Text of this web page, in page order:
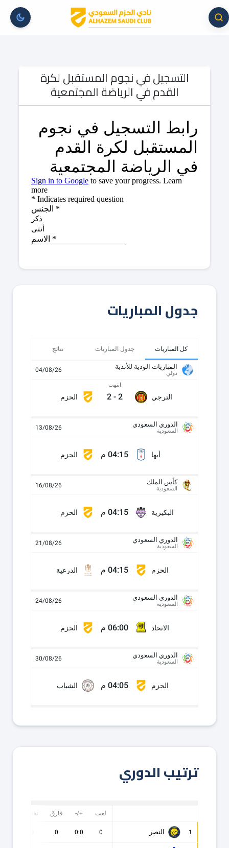
التسجيل في نجوم المستقبل لكرة
القدم في الرياضة المجتمعية
جدول المباريات
كل المباريات جدول المباريات نتائج
المباريات الودية للأندية
دولي 04/08/26
الترجي
انتهت
2
-
2 الحزم
الدوري السعودي
السعودية 13/08/26
أبها 04:15 م الحزم
كأس الملك
السعودية 16/08/26
البكيرية 04:15 م الحزم
الدوري السعودي
السعودية 21/08/26
الحزم 04:15 م الدرعية
الدوري السعودي
السعودية 24/08/26
الاتحاد 06:00 م الحزم
الدوري السعودي
السعودية 30/08/26
الحزم 04:05 م الشباب
ترتيب الدوري
لعب +/- فارق نقاط
1 النصر 0
0:0
0